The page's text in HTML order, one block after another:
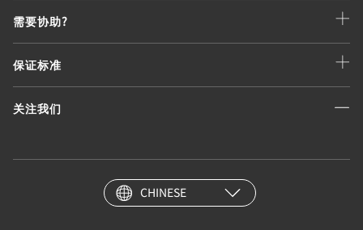
需要协助?
保证标准
关注我们
CHINESE